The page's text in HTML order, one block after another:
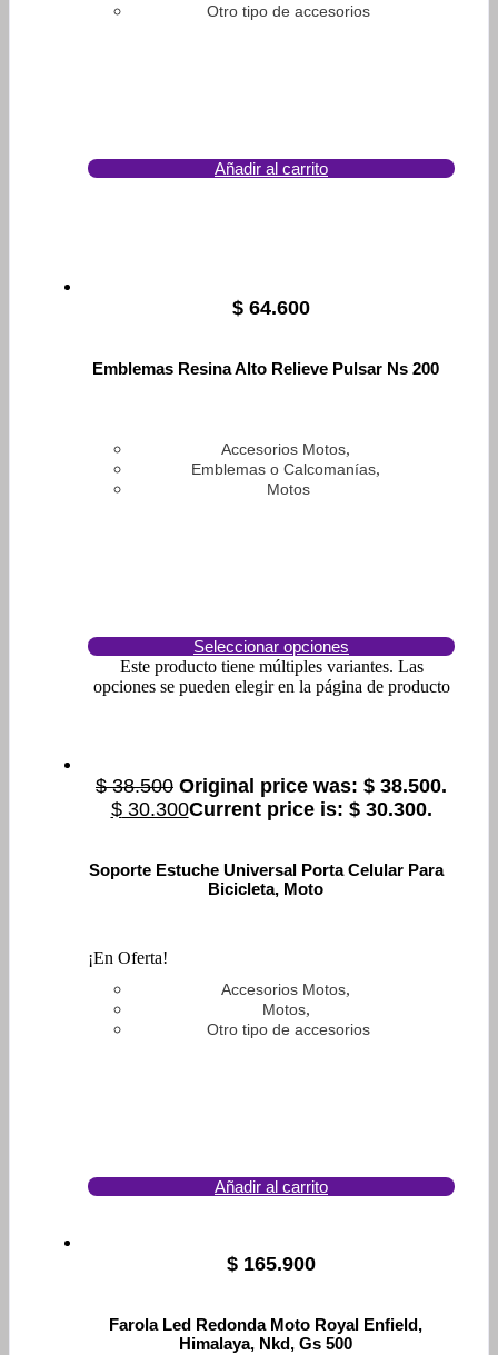
Otro tipo de accesorios
Añadir al carrito
$ 64.600
Emblemas Resina Alto Relieve Pulsar Ns 200
Accesorios Motos,
Emblemas o Calcomanías,
Motos
Seleccionar opciones
Este producto tiene múltiples variantes. Las
opciones se pueden elegir en la página de producto
$38.500 Original price was: $ 38.500.
$30.300Current price is: $ 30.300.
Soporte Estuche Universal Porta Celular Para
Bicicleta, Moto
¡En Oferta!
Accesorios Motos,
Motos,
Otro tipo de accesorios
Añadir al carrito
$ 165.900
Farola Led Redonda Moto Royal Enfield,
Himalaya, Nkd, Gs 500